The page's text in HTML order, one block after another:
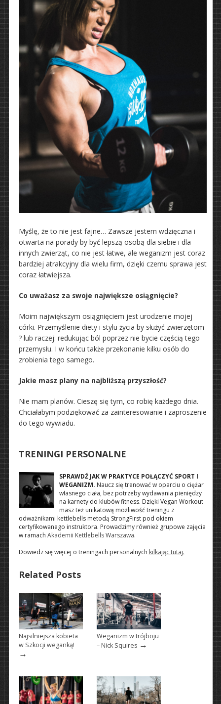
Myślę, że to nie jest fajne… Zawsze jestem wdzięczna i
otwarta na porady by być lepszą osobą dla siebie i dla
innych zwierząt, co nie jest łatwe, ale weganizm jest coraz
bardziej atrakcyjny dla wielu firm, dzięki czemu sprawa jest
coraz łatwiejsza.
Co uważasz za swoje największe osiągnięcie?
Moim największym osiągnięciem jest urodzenie mojej
córki. Przemyślenie diety i stylu życia by służyć zwierzętom
? lub raczej: redukując ból poprzez nie bycie częścią tego
przemysłu. I w końcu także przekonanie kilku osób do
zrobienia tego samego.
Jakie masz plany na najbliższą przyszłość?
Nie mam planów. Cieszę się tym, co robię każdego dnia.
Chciałabym podziękować za zainteresowanie i zaproszenie
do tego wywiadu.
TRENINGI PERSONALNE
SPRAWDŹ JAK W PRAKTYCE POŁĄCZYĆ SPORT I
WEGANIZM. Naucz się trenować w oparciu o ciężar
własnego ciała, bez potrzeby wydawania pieniędzy
na karnety do klubów fitness. Dzięki Vegan Workout
masz też unikatową możliwość treningu z
odważnikami kettlebells metodą StrongFirst pod okiem
certyfikowanego instruktora. Prowadzimy również grupowe zajęcia
w ramach Akademii Kettlebells Warszawa.
Dowiedz się więcej o treningach personalnych kilkając tutaj.
Related Posts
Najsilniejsza kobieta
w Szkocji weganką!
→
Weganizm w trójboju
– Nick Squires→